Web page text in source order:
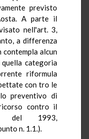
previsto
A parte il
nell'art. 3,
a differenza
contempla alcun
categoria
riformula
con tro le
preventivo di
contro il
del 1993,
n. 1.1.).